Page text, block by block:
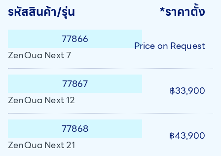
รหัสสินค้า/รุ่น *ราคาตั้ง
77866
ZenQua Next 7
Price on Request
77867
ZenQua Next 12
฿33,900
77868
ZenQua Next 21
฿43,900